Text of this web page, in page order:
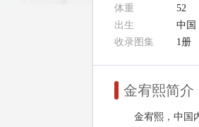
体重
52
出生
中国
收录图集
1册
金宥熙简介
金宥熙，中国